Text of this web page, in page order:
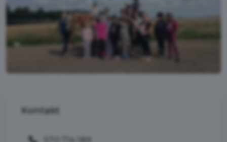
Kontakt